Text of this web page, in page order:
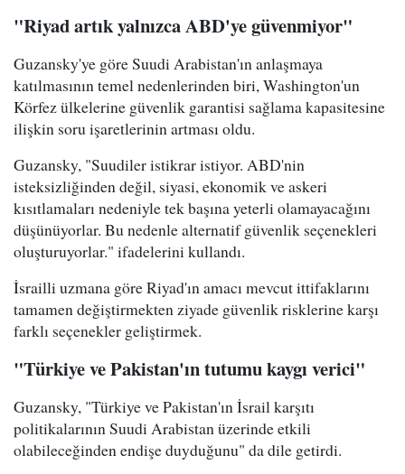
"Riyad artık yalnızca ABD'ye güvenmiyor"
Guzansky'ye göre Suudi Arabistan'ın anlaşmaya
katılmasının temel nedenlerinden biri, Washington'un
Körfez ülkelerine güvenlik garantisi sağlama kapasitesine
ilişkin soru işaretlerinin artması oldu.
Guzansky, "Suudiler istikrar istiyor. ABD'nin
isteksizliğinden değil, siyasi, ekonomik ve askeri
kısıtlamaları nedeniyle tek başına yeterli olamayacağını
düşünüyorlar. Bu nedenle alternatif güvenlik seçenekleri
oluşturuyorlar." ifadelerini kullandı.
İsrailli uzmana göre Riyad'ın amacı mevcut ittifaklarını
tamamen değiştirmekten ziyade güvenlik risklerine karşı
farklı seçenekler geliştirmek.
"Türkiye ve Pakistan'ın tutumu kaygı verici"
Guzansky, "Türkiye ve Pakistan'ın İsrail karşıtı
politikalarının Suudi Arabistan üzerinde etkili
olabileceğinden endişe duyduğunu" da dile getirdi.